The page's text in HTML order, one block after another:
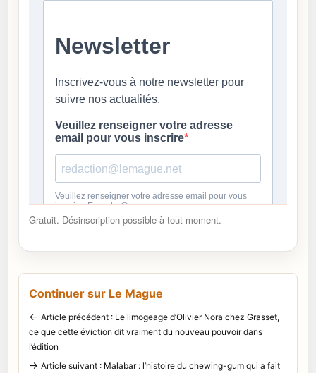
Gratuit. Désinscription possible à tout moment.
Continuer sur Le Mague
← Article précédent : Le limogeage d’Olivier Nora chez Grasset,
ce que cette éviction dit vraiment du nouveau pouvoir dans
l’édition
→ Article suivant : Malabar : l’histoire du chewing-gum qui a fait